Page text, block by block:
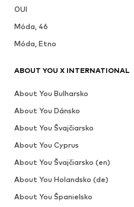
OUI
Móda, 46
Móda, Etno
ABOUT YOU X INTERNATIONAL
About You Bulharsko
About You Dánsko
About You Švajčiarsko
About You Cyprus
About You Švajčiarsko (en)
About You Holandsko (de)
About You Španielsko